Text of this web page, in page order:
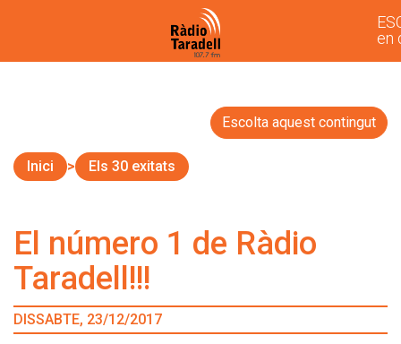
en
Escolta aquest contingut
Inici Els 30 exitats
El número 1 de Ràdio
Taradell!!!
DISSABTE, 23/12/2017